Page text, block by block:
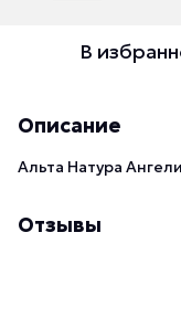
В
Описание
Альта Натура
Отзывы